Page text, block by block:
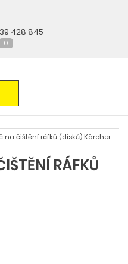
428 845
0
na čištění ráfků (disků) Kärcher
RÁFKŮ